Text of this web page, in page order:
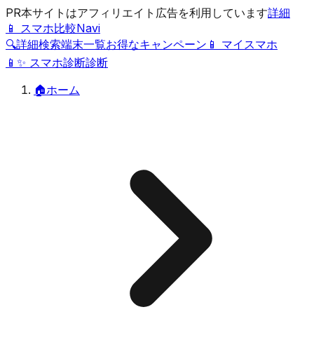
PR本サイトはアフィリエイト広告を利用しています詳細
📱 スマホ比較Navi
🔍詳細検索端末一覧お得なキャンペーン 📱 マイスマホ
📱 ✨ スマホ診断診断
🏠ホーム